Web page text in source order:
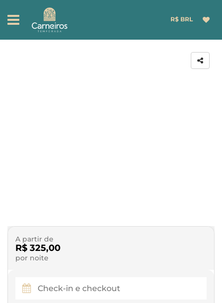
R$ BRL
A partir de
R$ 325,00
por noite